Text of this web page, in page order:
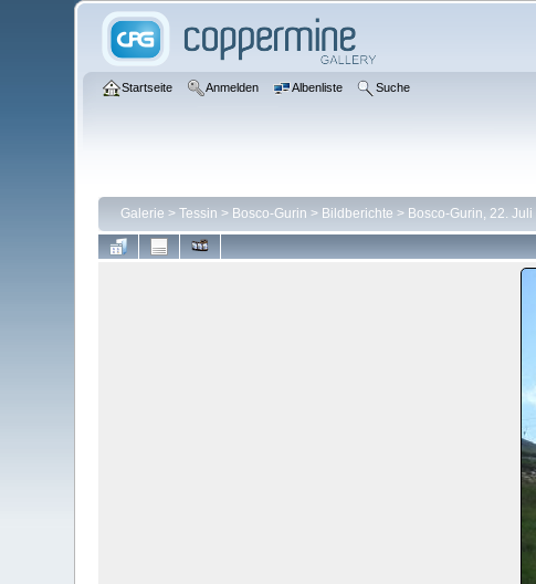
Startseite Anmelden Albenliste Suche
Galerie > Tessin > Bosco-Gurin > Bildberichte > Bosco-Gurin, 22. Juli